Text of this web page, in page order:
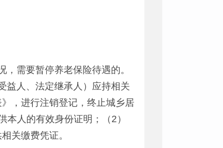
需要暂停养老保险待遇的。
益人、法定继承人）应持相关
，进行注销登记，终止城乡居
人的有效身份证明；（2）
关缴费凭证。